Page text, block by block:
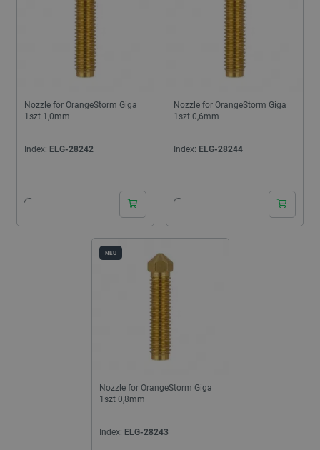
Nozzle for OrangeStorm Giga
1szt 1,0mm
Index: ELG-28242
Nozzle for OrangeStorm Giga
1szt 0,6mm
Index: ELG-28244
Nozzle for OrangeStorm Giga
1szt 0,8mm
Index: ELG-28243
NEU